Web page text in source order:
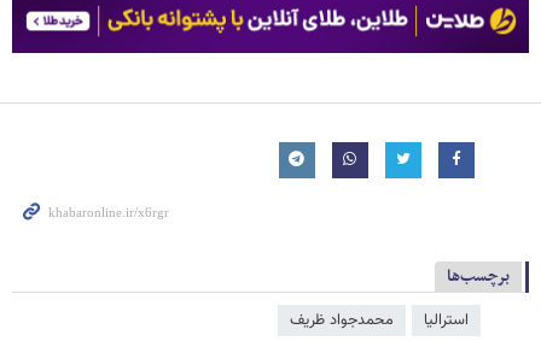
برچسب‌ها
استرالیا محمدجواد ظریف